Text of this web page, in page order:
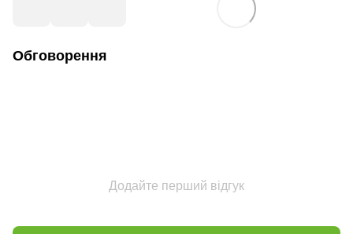
Обговорення
Додайте перший відгук